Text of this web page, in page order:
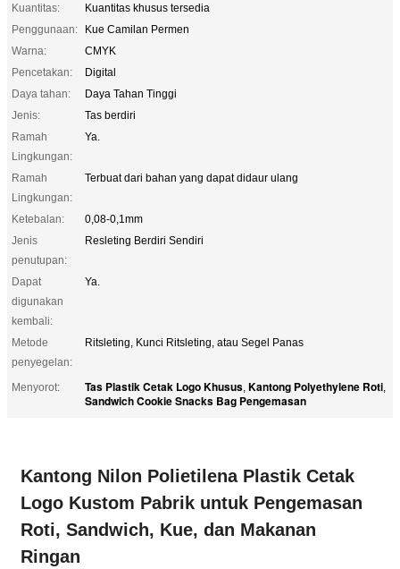
Kuantitas:
Kuantitas khusus tersedia
Penggunaan:
Kue Camilan Permen
Warna:
CMYK
Pencetakan:
Digital
Daya tahan:
Daya Tahan Tinggi
Jenis:
Tas berdiri
Ramah
Lingkungan:
Ya.
Ramah
Lingkungan:
Terbuat dari bahan yang dapat didaur ulang
Ketebalan:
0,08-0,1mm
Jenis
penutupan:
Resleting Berdiri Sendiri
Dapat
digunakan
kembali:
Ya.
Metode
penyegelan:
Ritsleting, Kunci Ritsleting, atau Segel Panas
Menyorot: Tas Plastik Cetak Logo Khusus, Kantong Polyethylene Roti,
Sandwich Cookie Snacks Bag Pengemasan
Kantong Nilon Polietilena Plastik Cetak
Logo Kustom Pabrik untuk Pengemasan
Roti, Sandwich, Kue, dan Makanan
Ringan